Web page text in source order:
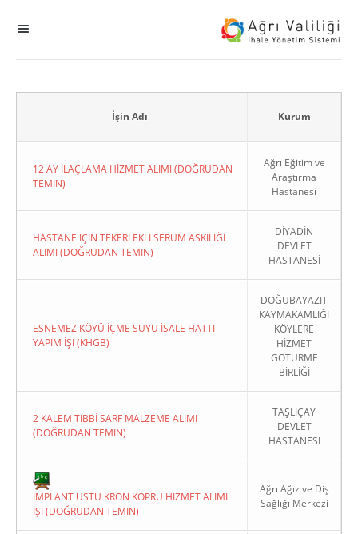
KHGB
İşin Adı Kurum
12 AY İLAÇLAMA HİZMET ALIMI (DOĞRUDAN
TEMIN)
Ağrı Eğitim ve
Araştırma
Hastanesi
HASTANE İÇİN TEKERLEKLİ SERUM ASKILIĞI
ALIMI (DOĞRUDAN TEMIN)
DİYADİN
DEVLET
HASTANESİ
ESNEMEZ KÖYÜ İÇME SUYU İSALE HATTI
YAPIM İŞI (KHGB)
DOĞUBAYAZIT
KAYMAKAMLIĞI
KÖYLERE
HİZMET
GÖTÜRME
BİRLİĞİ
2 KALEM TIBBİ SARF MALZEME ALIMI
(DOĞRUDAN TEMIN)
TAŞLIÇAY
DEVLET
HASTANESİ
İMPLANT ÜSTÜ KRON KÖPRÜ HİZMET ALIMI
İŞİ (DOĞRUDAN TEMIN)
Ağrı Ağız ve Diş
Sağlığı Merkezi